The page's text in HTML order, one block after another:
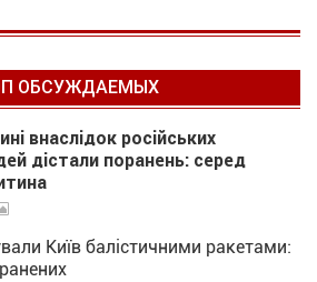
ОБСУЖДАЕМЫХ
внаслідок російських
дістали поранень: серед
Київ балістичними ракетами: